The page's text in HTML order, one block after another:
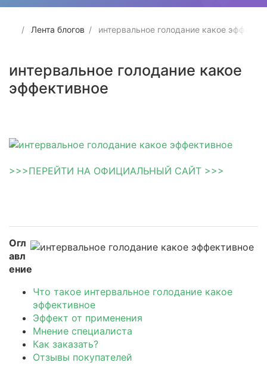
Лента блогов интервальное голодание какое
интервальное голодание какое
эффективное
>>>ПЕРЕЙТИ НА ОФИЦИАЛЬНЫЙ САЙТ >>>
Огл
авл
ение
Что такое интервальное голодание какое
эффективное
Эффект от применения
Мнение специалиста
Как заказать?
Отзывы покупателей